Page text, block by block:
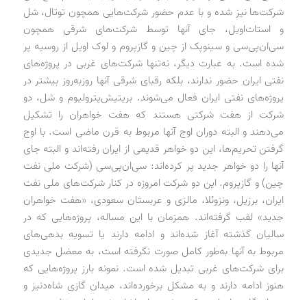
شرکت‌ها نیز شده و با عدم حضور شرکت‌هایی همچون توتال، شل
و استات‌اویل، جای آنها توسط شرکت‌های شرقی همچون
سی‌ان‌پی‌سی و سینوپک از چین و گازپروم و لوک اویل از روسیه پر
شده است. به عبارت دیگر، نه‌تنها شرکت‌های غربی در پروژه‌های
نفتی ایران حضور ندارند، بلکه رقبای شرقی آنها روزبه‌روز بیشتر در
پروژه‌های نفتی ایران فعال می‌شوند. بریتیش‌پترولیوم و شل، دو
شرکت از هفت شرکتی هستند که هفت خواهران را تشکیل
می‌دهند و البته دوران اوج آنها مربوط به قرن ماضی است. با اوج
گرفتن تحریم‌ها، این دو خواهر قدیمی از ایران رفته‌اند و البته جای
آنها را دو خواهر جدید پر کرده‌اند: سی‌ان‌پی‌سی (شرکت ملی نفت
چین) و گازپروم. این دو شرکت امروزه در کنار شرکت‌های ملی نفت
ایران، برزیل، ونزوئلا، مالزی و عربستان سعودی، «هفت خواهران
جدید» لقب گرفته‌اند. همزمان با این مساله، پروژه‌هایی که در
سالیان گذشته آغاز شده‌اند و ادامه دارند یا تسویه بدهی‌های
مربوط به آنها به‌طور کامل صورت نگرفته است، به معضل جدیدی
برای شرکت‌های غربی تبدیل شده است. نمونه بارز پروژه‌هایی که
هنوز ادامه دارند و به مشکل برخورده‌اند، میدان گازی شاه‌دنیز و